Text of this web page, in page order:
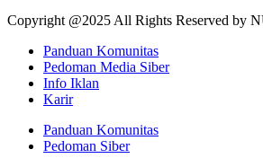
Copyright @2025 All Rights Reserved by
Panduan Komunitas
Pedoman Media Siber
Info Iklan
Karir
Panduan Komunitas
Pedoman Siber